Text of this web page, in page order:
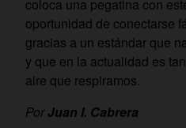
coloca una pegatina con
oportunidad de conectarse
gracias a un estándar que
y que en la actualidad es
aire que respiramos.
PorJuan I. Cabrera